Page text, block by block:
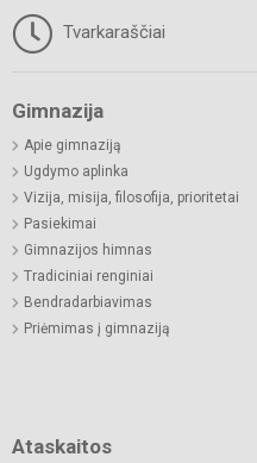
Tvarkaraščiai
Gimnazija
Apie gimnaziją
Ugdymo aplinka
Vizija, misija, filosofija, prioritetai
Pasiekimai
Gimnazijos himnas
Tradiciniai renginiai
Bendradarbiavimas
Priėmimas į gimnaziją
Ataskaitos